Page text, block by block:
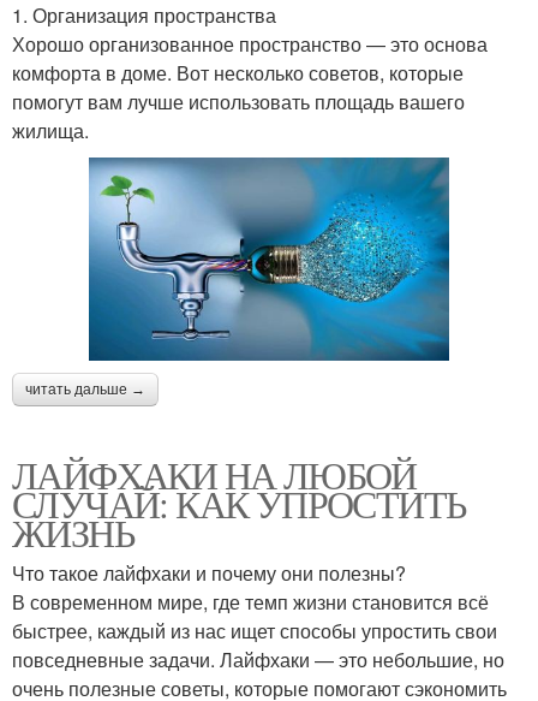
1. Организация пространства
Хорошо организованное пространство — это основа
комфорта в доме. Вот несколько советов, которые
помогут вам лучше использовать площадь вашего
жилища.
читать дальше →
ЛАЙФХАКИ НА ЛЮБОЙ
СЛУЧАЙ: КАК УПРОСТИТЬ
ЖИЗНЬ
Что такое лайфхаки и почему они полезны?
В современном мире, где темп жизни становится всё
быстрее, каждый из нас ищет способы упростить свои
повседневные задачи. Лайфхаки — это небольшие, но
очень полезные советы, которые помогают сэкономить